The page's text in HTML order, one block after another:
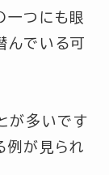
一つにも眼
んでいる可
が多いです
例が見られ